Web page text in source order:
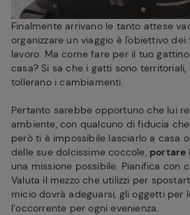
Finalmente arrivano le tanto attese
organizzare un viaggio è l'obiettivo
lavoro. Ma come fare per il tuo
casa? Si sa che i gatti sono
tollerano i cambiamenti.
Pertanto sarebbe opportuno che lui
ambiente, con qualcuno di fiducia
però ti è impossibile lasciarlo a casa
delle sue dolcissime coccole, portare
una missione possibile. Pianifica con
Valuta il mezzo che utilizzi per
micio dovrà adeguarsi, gli oggetti per
l’occorrente per ogni evenienza.